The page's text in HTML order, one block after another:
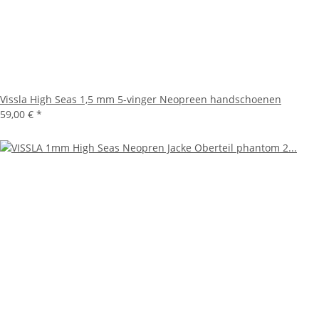
Vissla High Seas 1,5 mm 5-vinger Neopreen handschoenen
59,00 € *